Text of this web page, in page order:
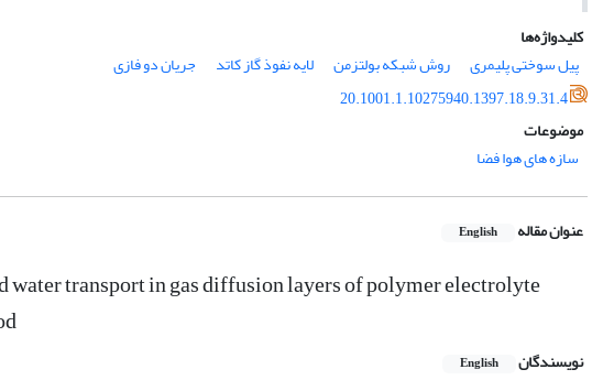
کلیدواژه‌ها
پیل سوختی پلیمری
روش شبکه بولتزمن لایه نفوذ گاز کاتد
جریان دو فازی
20.1001.1.10275940.1397.18.9.31.4
موضوعات
سازه های هوا فضا
عنوان مقاله English
transport in gas diffusion layers of polymer electrolyte
نویسندگان English